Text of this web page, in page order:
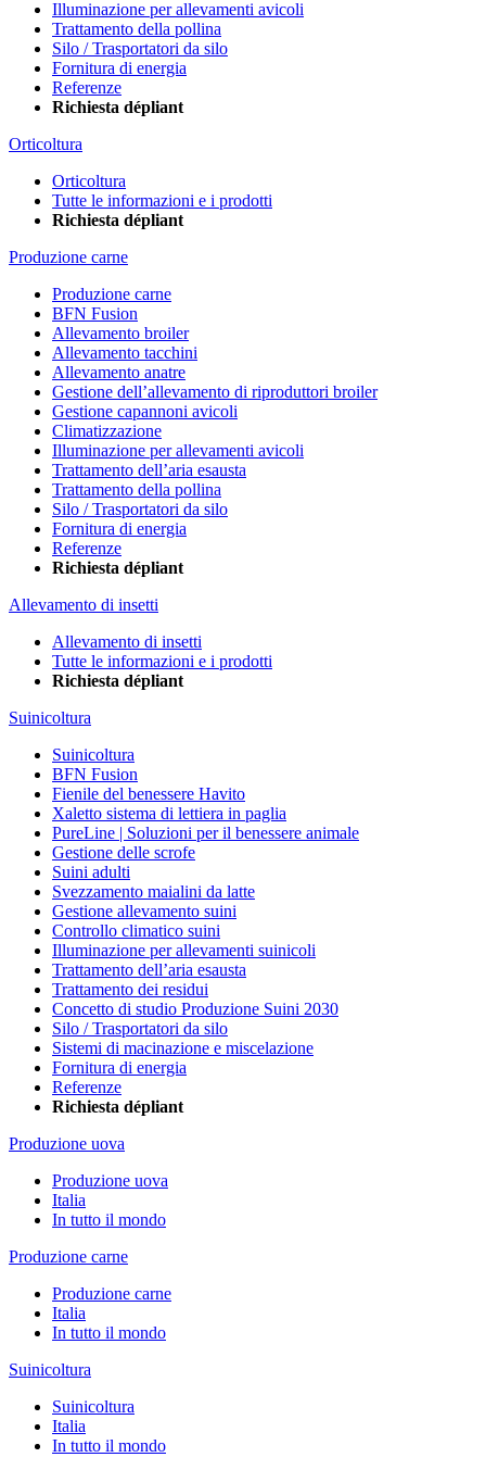
Illuminazione per allevamenti avicoli
Trattamento della pollina
Silo / Trasportatori da silo
Fornitura di energia
Referenze
Richiesta dépliant
Orticoltura
Orticoltura
Tutte le informazioni e i prodotti
Richiesta dépliant
Produzione carne
Produzione carne
BFN Fusion
Allevamento broiler
Allevamento tacchini
Allevamento anatre
Gestione dell’allevamento di riproduttori broiler
Gestione capannoni avicoli
Climatizzazione
Illuminazione per allevamenti avicoli
Trattamento dell’aria esausta
Trattamento della pollina
Silo / Trasportatori da silo
Fornitura di energia
Referenze
Richiesta dépliant
Allevamento di insetti
Allevamento di insetti
Tutte le informazioni e i prodotti
Richiesta dépliant
Suinicoltura
Suinicoltura
BFN Fusion
Fienile del benessere Havito
Xaletto sistema di lettiera in paglia
PureLine | Soluzioni per il benessere animale
Gestione delle scrofe
Suini adulti
Svezzamento maialini da latte
Gestione allevamento suini
Controllo climatico suini
Illuminazione per allevamenti suinicoli
Trattamento dell’aria esausta
Trattamento dei residui
Concetto di studio Produzione Suini 2030
Silo / Trasportatori da silo
Sistemi di macinazione e miscelazione
Fornitura di energia
Referenze
Richiesta dépliant
Produzione uova
Produzione uova
Italia
In tutto il mondo
Produzione carne
Produzione carne
Italia
In tutto il mondo
Suinicoltura
Suinicoltura
Italia
In tutto il mondo